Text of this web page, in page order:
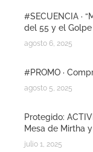
#SECUENCIA ·
del 55 y el
agosto 6, 2025
#PROMO ·
agosto 5, 2025
Protegido:
Mesa de Mirtha
julio 1, 2025